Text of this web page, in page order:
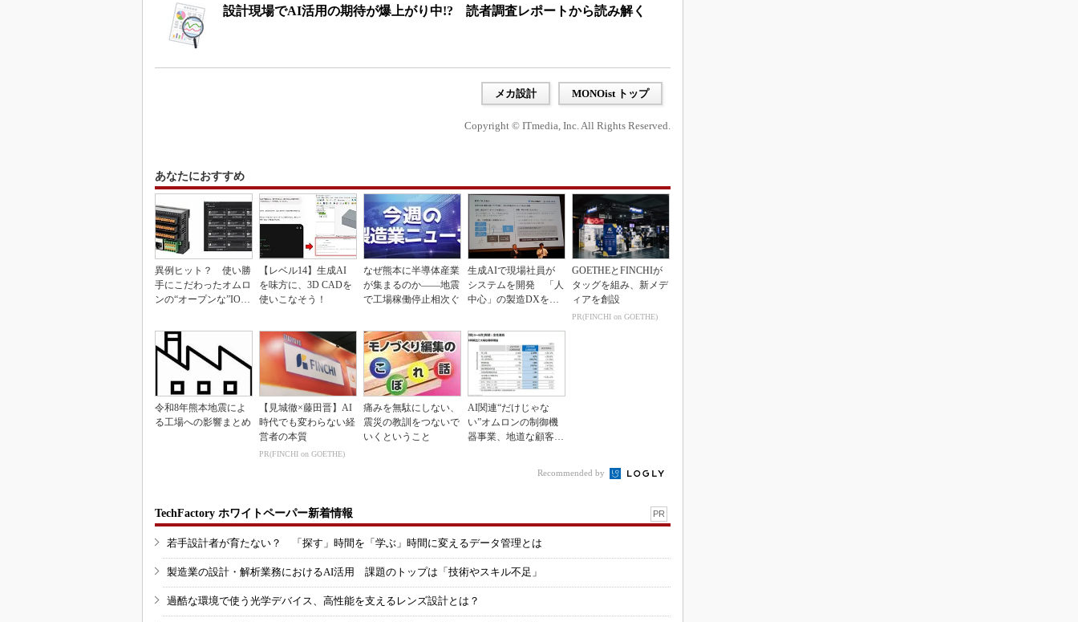
設計現場でAI活用の期待が爆上がり中!? 読者調査レポートから読み解く
メカ設計 MONOist トップ
Copyright © ITmedia, Inc. All Rights Reserved.
あなたにおすすめ
異例ヒット？ 使い勝
手にこだわったオムロ
ンの“オープンな”IO-L
【レベル14】生成AI
を味方に、3D CADを
使いこなそう！
なぜ熊本に半導体産業
が集まるのか――地震
で工場稼働停止相次ぐ
生成AIで現場社員が
システムを開発 「人
中心」の製造DXを自
GOETHEとFINCHIが
タッグを組み、新メデ
ィアを創設
PR(FINCHI on GOETHE)
令和8年熊本地震によ
る工場への影響まとめ
【見城徹×藤田晋】AI
時代でも変わらない経
営者の本質
PR(FINCHI on GOETHE)
痛みを無駄にしない、
震災の教訓をつないで
いくということ
AI関連“だけじゃな
い”オムロンの制御機
器事業、地道な顧客基
Recommended by
TechFactory ホワイトペーパー新着情報 PR
若手設計者が育たない？ 「探す」時間を「学ぶ」時間に変えるデータ管理とは
製造業の設計・解析業務におけるAI活用 課題のトップは「技術やスキル不足」
過酷な環境で使う光学デバイス、高性能を支えるレンズ設計とは？